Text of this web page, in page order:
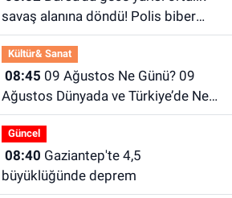
savaş alanına döndü! Polis biber
gazıyla müdahale etti
Kültür& Sanat
08:45
Ağustos Dünyada ve Türkiye’de Ne
Günü? 09 Ağustos Ne Burcu?
Güncel
08:40
büyüklüğünde deprem